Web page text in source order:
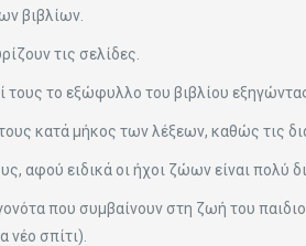
βιβλίων.
τις σελίδες.
το εξώφυλλο του βιβλίου εξηγώντας
κατά μήκος των λέξεων, καθώς τις
αφού ειδικά οι ήχοι ζώων είναι πολύ
που συμβαίνουν στη ζωή του
νέο σπίτι).